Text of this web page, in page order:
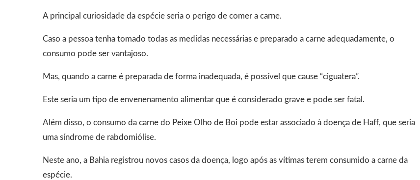
A principal curiosidade da espécie seria o perigo de comer a carne.
Caso a pessoa tenha tomado todas as medidas necessárias e preparado a carne adequadamente, o
consumo pode ser vantajoso.
Mas, quando a carne é preparada de forma inadequada, é possível que cause “ciguatera”.
Este seria um tipo de envenenamento alimentar que é considerado grave e pode ser fatal.
Além disso, o consumo da carne do Peixe Olho de Boi pode estar associado à doença de Haff, que seria
uma síndrome de rabdomiólise.
Neste ano, a Bahia registrou novos casos da doença, logo após as vítimas terem consumido a carne da
espécie.